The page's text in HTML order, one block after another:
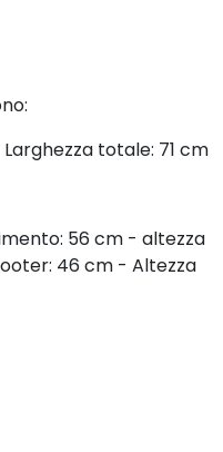
totale: 71 cm
56 cm - altezza
46 cm - Altezza